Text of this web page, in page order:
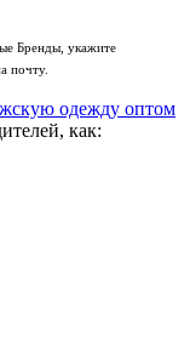
Бренды, укажите
почту.
одежду оптом
как: